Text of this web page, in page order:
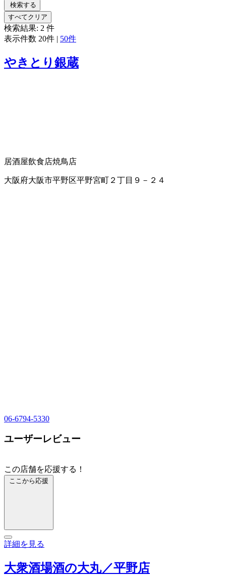
検索する
すべてクリア
検索結果: 2 件
表示件数 20件 | 50件
やきとり銀蔵
居酒屋飲食店焼鳥店
大阪府大阪市平野区平野宮町２丁目９－２４
06-6794-5330
ユーザーレビュー
この店舗を応援する！
ここから応援
詳細を見る
大衆酒場酒の大丸／平野店